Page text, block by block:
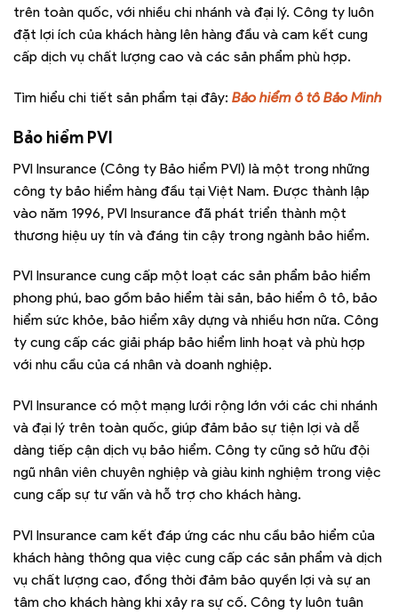
trên toàn quốc, với nhiều chi nhánh và đại lý. Công ty luôn
đặt lợi ích của khách hàng lên hàng đầu và cam kết cung
cấp dịch vụ chất lượng cao và các sản phẩm phù hợp.
Tìm hiểu chi tiết sản phẩm tại đây: Bảo hiểm ô tô Bảo Minh
Bảo hiểm PVI
PVI Insurance (Công ty Bảo hiểm PVI) là một trong những
công ty bảo hiểm hàng đầu tại Việt Nam. Được thành lập
vào năm 1996, PVI Insurance đã phát triển thành một
thương hiệu uy tín và đáng tin cậy trong ngành bảo hiểm.
PVI Insurance cung cấp một loạt các sản phẩm bảo hiểm
phong phú, bao gồm bảo hiểm tài sản, bảo hiểm ô tô, bảo
hiểm sức khỏe, bảo hiểm xây dựng và nhiều hơn nữa. Công
ty cung cấp các giải pháp bảo hiểm linh hoạt và phù hợp
với nhu cầu của cá nhân và doanh nghiệp.
PVI Insurance có một mạng lưới rộng lớn với các chi nhánh
và đại lý trên toàn quốc, giúp đảm bảo sự tiện lợi và dễ
dàng tiếp cận dịch vụ bảo hiểm. Công ty cũng sở hữu đội
ngũ nhân viên chuyên nghiệp và giàu kinh nghiệm trong việc
cung cấp sự tư vấn và hỗ trợ cho khách hàng.
PVI Insurance cam kết đáp ứng các nhu cầu bảo hiểm của
khách hàng thông qua việc cung cấp các sản phẩm và dịch
vụ chất lượng cao, đồng thời đảm bảo quyền lợi và sự an
tâm cho khách hàng khi xảy ra sự cố. Công ty luôn tuân